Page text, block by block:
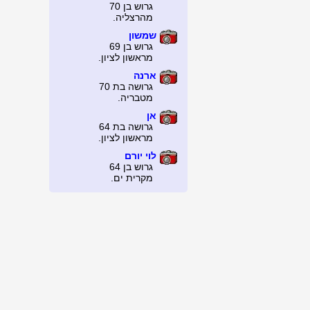
גרוש בן 70
מהרצליה.
שמשון
גרוש בן 69
מראשון לציון.
ארנה
גרושה בת 70
מטבריה.
אן
גרושה בת 64
מראשון לציון.
לוי יורם
גרוש בן 64
מקרית ים.